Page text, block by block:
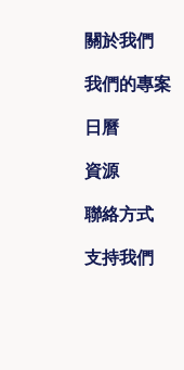
關於我們
我們的專案
日曆
資源
聯絡方式
支持我們